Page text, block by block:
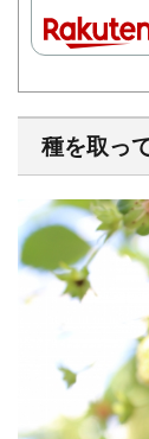
種を取っ